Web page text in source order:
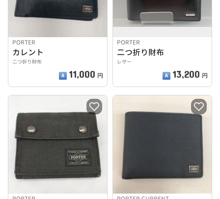
PORTER
カレント
二つ折り財布
11,000 円
PORTER
二つ折り財布
レザー
13,200 円